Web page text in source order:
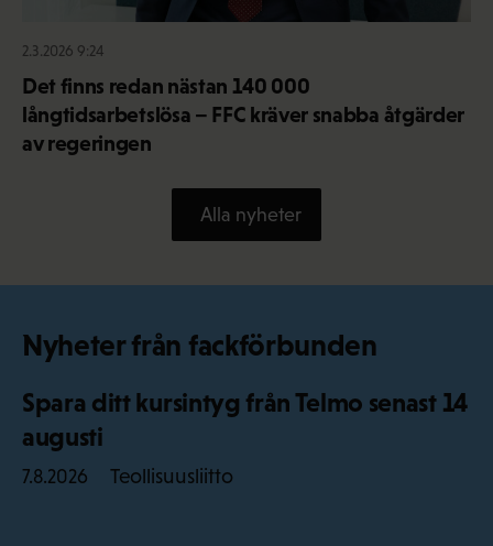
2.3.2026 9:24
Det finns redan nästan 140 000
långtidsarbetslösa – FFC kräver snabba åtgärder
av regeringen
Alla nyheter
Nyheter från fackförbunden
Spara ditt kursintyg från Telmo senast 14
augusti
7.8.2026 Teollisuusliitto